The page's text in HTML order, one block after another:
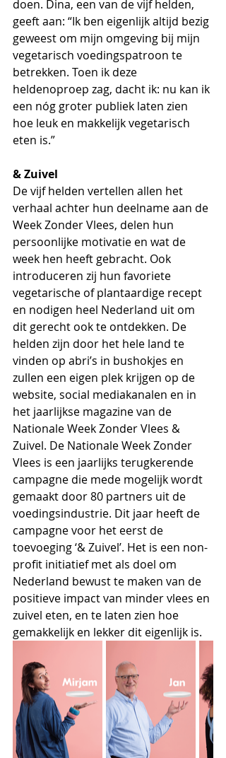
doen. Dina, een van de vijf helden,
geeft aan: “Ik ben eigenlijk altijd bezig
geweest om mijn omgeving bij mijn
vegetarisch voedingspatroon te
betrekken. Toen ik deze
heldenoproep zag, dacht ik: nu kan ik
een nóg groter publiek laten zien
hoe leuk en makkelijk vegetarisch
eten is.”
& Zuivel
De vijf helden vertellen allen het
verhaal achter hun deelname aan de
Week Zonder Vlees, delen hun
persoonlijke motivatie en wat de
week hen heeft gebracht. Ook
introduceren zij hun favoriete
vegetarische of plantaardige recept
en nodigen heel Nederland uit om
dit gerecht ook te ontdekken. De
helden zijn door het hele land te
vinden op abri’s in bushokjes en
zullen een eigen plek krijgen op de
website, social mediakanalen en in
het jaarlijkse magazine van de
Nationale Week Zonder Vlees &
Zuivel. De Nationale Week Zonder
Vlees is een jaarlijks terugkerende
campagne die mede mogelijk wordt
gemaakt door 80 partners uit de
voedingsindustrie. Dit jaar heeft de
campagne voor het eerst de
toevoeging ‘& Zuivel’. Het is een non-
profit initiatief met als doel om
Nederland bewust te maken van de
positieve impact van minder vlees en
zuivel eten, en te laten zien hoe
gemakkelijk en lekker dit eigenlijk is.